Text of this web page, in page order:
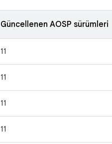
Güncellenen AOSP sürümleri
11
11
11
11